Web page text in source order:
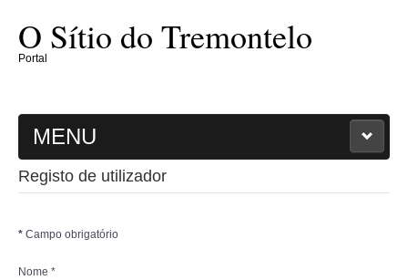
O Sítio do Tremontelo
Portal
MENU
ENTRADA
O SÍTIO
PLANTAE
Registo de utilizador
* Campo obrigatório
Nome *